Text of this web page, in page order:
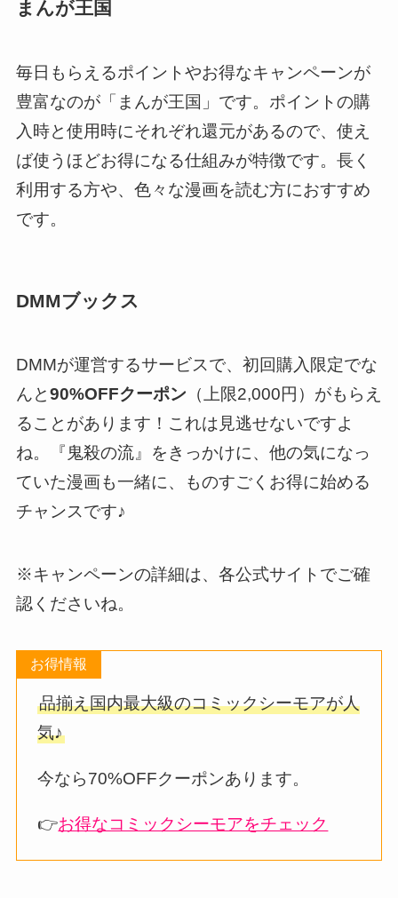
まんが王国
毎日もらえるポイントやお得なキャンペーンが
豊富なのが「まんが王国」です。ポイントの購
入時と使用時にそれぞれ還元があるので、使え
ば使うほどお得になる仕組みが特徴です。長く
利用する方や、色々な漫画を読む方におすすめ
です。
DMMブックス
DMMが運営するサービスで、初回購入限定でな
んと90%OFFクーポン （上限2,000円）がもらえ
ることがあります！これは見逃せないですよ
ね。『鬼殺の流』をきっかけに、他の気になっ
ていた漫画も一緒に、ものすごくお得に始める
チャンスです♪
※キャンペーンの詳細は、各公式サイトでご確
認くださいね。
お得情報
品揃え国内最大級のコミックシーモアが人
気♪
今なら70%OFFクーポンあります。
👉お得なコミックシーモアをチェック